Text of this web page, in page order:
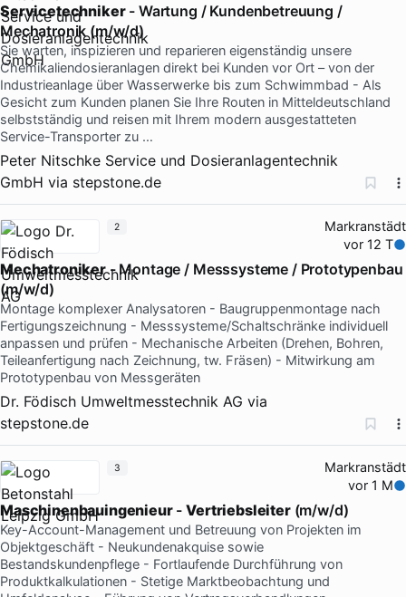
Servicetechniker- Wartung / Kundenbetreuung /
Mechatronik (m/w/d)
Sie warten, inspizieren und reparieren eigenständig unsere
Chemikaliendosieranlagen direkt bei Kunden vor Ort – von der
Industrieanlage über Wasserwerke bis zum Schwimmbad - Als
Gesicht zum Kunden planen Sie Ihre Routen in Mitteldeutschland
selbstständig und reisen mit Ihrem modern ausgestatteten
Service-Transporter zu …
Peter Nitschke Service und Dosieranlagentechnik
GmbH via stepstone.de
Markranstädt
vor 12 T
Mechatroniker- Montage / Messsysteme / Prototypenbau
(m/w/d)
Montage komplexer Analysatoren - Baugruppenmontage nach
Fertigungszeichnung - Messsysteme/Schaltschränke individuell
anpassen und prüfen - Mechanische Arbeiten (Drehen, Bohren,
Teileanfertigung nach Zeichnung, tw. Fräsen) - Mitwirkung am
Prototypenbau von Messgeräten
Dr. Födisch Umweltmesstechnik AG via
stepstone.de
2
Markranstädt
vor 1 M
Maschinenbauingenieur-Vertriebsleiter(m/w/d)
Key-Account-Management und Betreuung von Projekten im
Objektgeschäft - Neukundenakquise sowie
Bestandskundenpflege - Fortlaufende Durchführung von
Produktkalkulationen - Stetige Marktbeobachtung und
3